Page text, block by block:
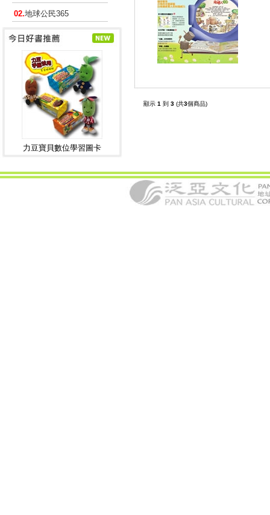
02.地球公民365
力豆寶貝數位學習圖卡
顯示 1 到 3(共3個商品)